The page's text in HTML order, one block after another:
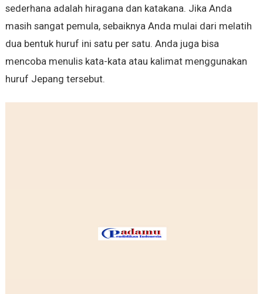
sederhana adalah hiragana dan katakana. Jika Anda
masih sangat pemula, sebaiknya Anda mulai dari melatih
dua bentuk huruf ini satu per satu. Anda juga bisa
mencoba menulis kata-kata atau kalimat menggunakan
huruf Jepang tersebut.